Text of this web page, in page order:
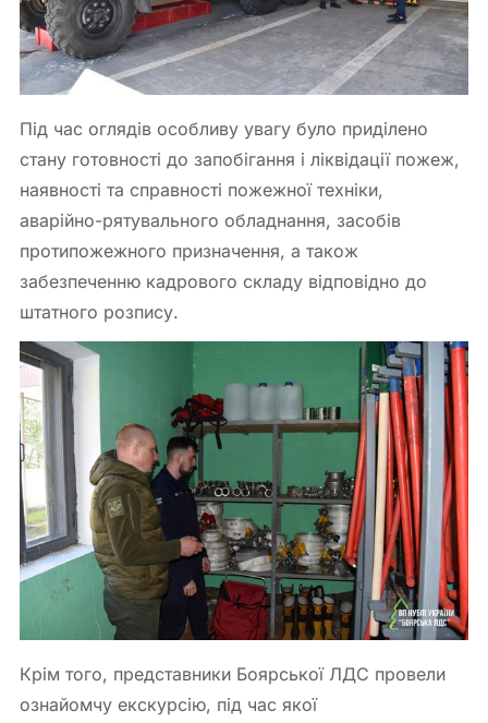
Під час оглядів особливу увагу було приділено
стану готовності до запобігання і ліквідації пожеж,
наявності та справності пожежної техніки,
аварійно-рятувального обладнання, засобів
протипожежного призначення, а також
забезпеченню кадрового складу відповідно до
штатного розпису.
Крім того, представники Боярської ЛДС провели
ознайомчу екскурсію, під час якої